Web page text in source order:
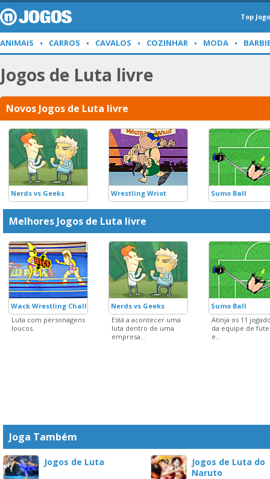
Top
ANIMAIS CARROS CAVALOS COZINHAR MODA
Jogos de Luta livre
Novos Jogos de Luta livre
Nerds vs Geeks Wrestling Wriot Sumo Ball
Melhores Jogos de Luta livre
Wack Wrestling Challenge
Luta com personagens
loucos.
Nerds vs Geeks
Está a acontecer uma
luta dentro de uma
empresa...
Sumo Ball
Atinja os 11
da equipe de
e...
Joga Também
Jogos de Luta
Jogos de Luta do
Naruto